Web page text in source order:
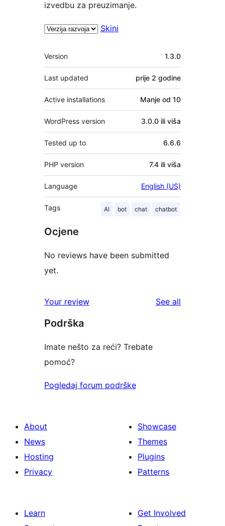
izvedbu za preuzimanje.
Skini
Meta
Version 1.3.0
Last updated prije 2 godine
Active installations Manje od 10
WordPress version 3.0.0 ili viša
Tested up to 6.6.6
PHP version 7.4 ili viša
Language English (US)
Tags AI bot chat chatbot
Ocjene
No reviews have been submitted
yet.
Your review See all
Podrška
Imate nešto za reći? Trebate
pomoć?
Pogledaj forum podrške
About
News
Hosting
Privacy
Showcase
Themes
Plugins
Patterns
Learn
Get Involved